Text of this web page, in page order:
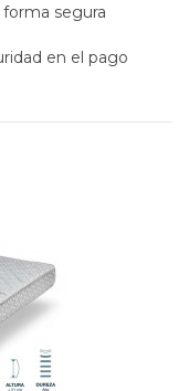
segura
en el pago